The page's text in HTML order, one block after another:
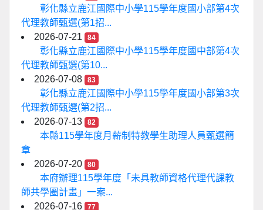
彰化縣立鹿江國際中小學115學年度國小部第4次
代理教師甄選(第1招...
2026-07-21
84
彰化縣立鹿江國際中小學115學年度國中部第4次
代理教師甄選(第10...
2026-07-08
83
彰化縣立鹿江國際中小學115學年度國小部第3次
代理教師甄選(第2招...
2026-07-13
82
本縣115學年度月薪制特教學生助理人員甄選簡
章
2026-07-20
80
本府辦理115學年度「未具教師資格代理代課教
師共學圈計畫」一案...
2026-07-16
77